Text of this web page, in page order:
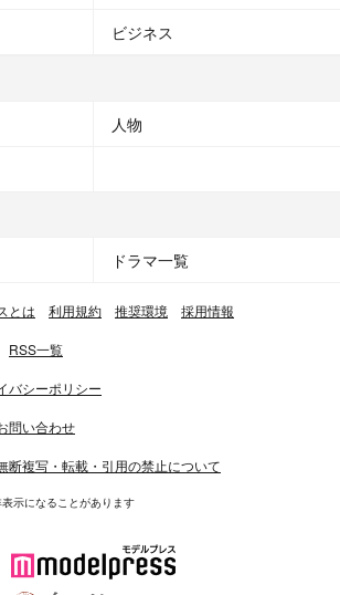
ビジネス
人物
ドラマ一覧
とは 利用規約 推奨環境 採用情報
RSS一覧
バシーポリシー
問い合わせ
断複写・転載・引用の禁止について
示になることがあります